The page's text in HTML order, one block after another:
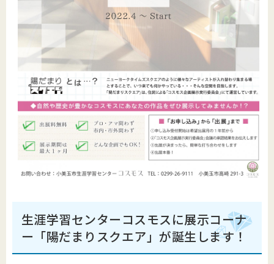
生涯学習センターコスモスに展示コーナ
ー「陽だまりスクエア」が誕生します！